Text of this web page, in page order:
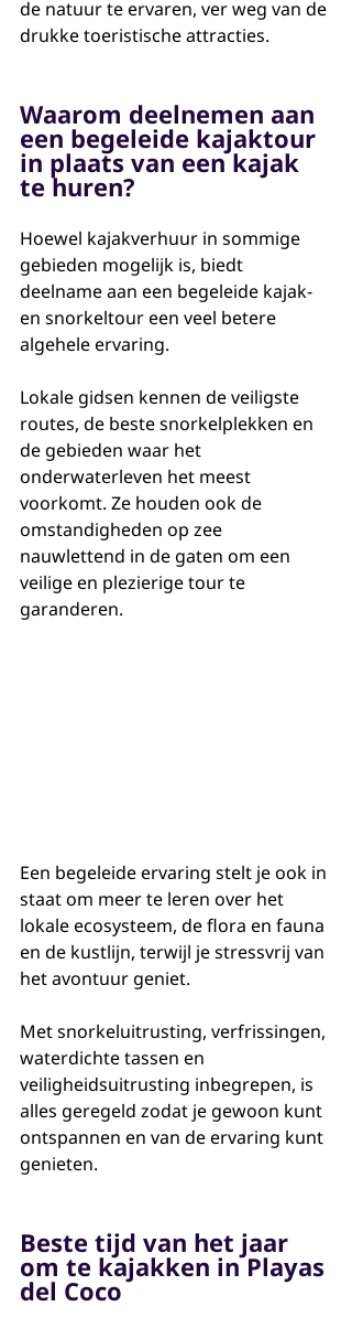
de natuur te ervaren, ver weg van de
drukke toeristische attracties.
Waarom deelnemen aan
een begeleide kajaktour
in plaats van een kajak
te huren?
Hoewel kajakverhuur in sommige
gebieden mogelijk is, biedt
deelname aan een begeleide kajak-
en snorkeltour een veel betere
algehele ervaring.
Lokale gidsen kennen de veiligste
routes, de beste snorkelplekken en
de gebieden waar het
onderwaterleven het meest
voorkomt. Ze houden ook de
omstandigheden op zee
nauwlettend in de gaten om een ​​
veilige en plezierige tour te
garanderen.
Een begeleide ervaring stelt je ook in
staat om meer te leren over het
lokale ecosysteem, de flora en fauna
en de kustlijn, terwijl je stressvrij van
het avontuur geniet.
Met snorkeluitrusting, verfrissingen,
waterdichte tassen en
veiligheidsuitrusting inbegrepen, is
alles geregeld zodat je gewoon kunt
ontspannen en van de ervaring kunt
genieten.
Beste tijd van het jaar
om te kajakken in Playas
del Coco